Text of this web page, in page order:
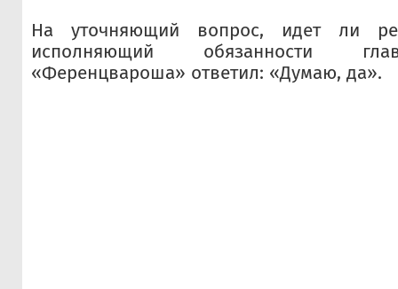
На уточняющий вопрос, идет ли
исполняющий обязанности
«Ференцвароша» ответил: «Думаю, да».